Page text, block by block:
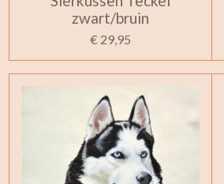
zwart/bruin
€ 29,95